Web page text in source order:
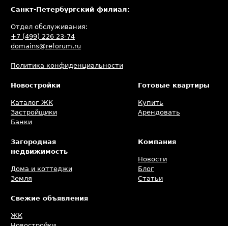
Санкт-Петербургский филиал:
Отдел обслуживания:
+7 (499) 226 23-74
domains@reforum.ru
Политика конфиденциальности
Новостройки
Каталог ЖК
Застройщики
Банки
Готовые квартиры
Купить
Арендовать
Загородная
недвижимость
Дома и коттеджи
Земля
Компания
Новости
Блог
Статьи
Свежие объявления
ЖК